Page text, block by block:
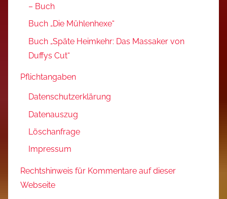
– Buch
Buch „Die Mühlenhexe“
Buch „Späte Heimkehr: Das Massaker von
Duffys Cut“
Pflichtangaben
Datenschutzerklärung
Datenauszug
Löschanfrage
Impressum
Rechtshinweis für Kommentare auf dieser
Webseite